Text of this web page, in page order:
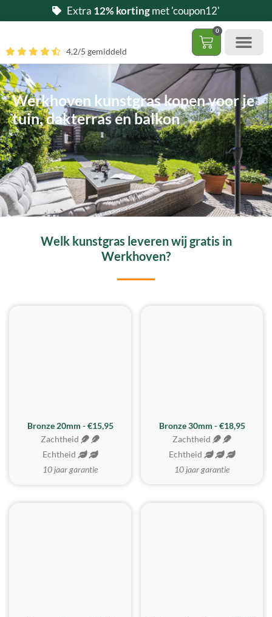
naar
inhoud
Extra 12% kortingmet 'coupon12'
0
4,2/5 gemiddeld
Werkhoven kunstgras kopen voor je
tuin, dakterras en balkon
Welk kunstgras leveren wij gratis in
Werkhoven?
Bronze 20mm - €15,95
Zachtheid
Echtheid
10 jaar garantie
BESTE KOOP
Bronze 30mm - €18,95
Zachtheid
Echtheid
10 jaar garantie